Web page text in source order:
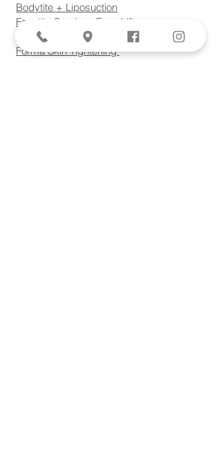
Bodytite + Liposuction
Facetite Scarless Face Lift
EvolveX Body Contouring
Forma Skin Tightening